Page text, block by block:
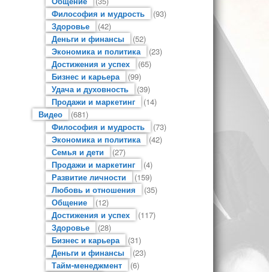
Философия и мудрость
(93)
Здоровье
(42)
Деньги и финансы
(52)
Экономика и политика
(23)
Достижения и успех
(65)
Бизнес и карьера
(99)
Удача и духовность
(39)
Продажи и маркетинг
(14)
Видео
(681)
Философия и мудрость
(73)
Экономика и политика
(42)
Семья и дети
(27)
Продажи и маркетинг
(4)
Развитие личности
(159)
Любовь и отношения
(35)
Общение
(12)
Достижения и успех
(117)
Здоровье
(28)
Бизнес и карьера
(31)
Деньги и финансы
(23)
Тайм-менеджмент
(6)